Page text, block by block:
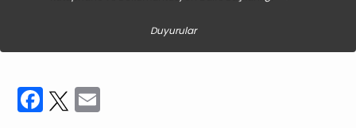
Duyurular
Facebook
Twitter